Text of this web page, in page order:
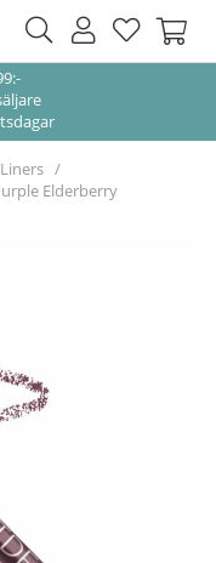
Elderberry